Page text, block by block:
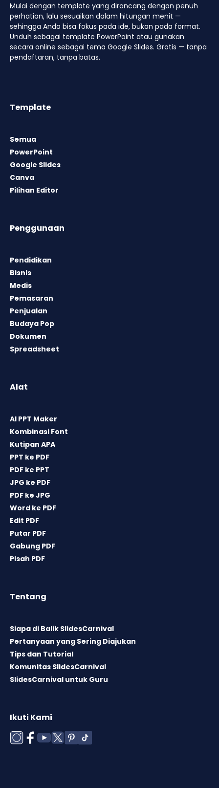
Mulai dengan template yang dirancang dengan penuh
perhatian, lalu sesuaikan dalam hitungan menit —
sehingga Anda bisa fokus pada ide, bukan pada format.
Unduh sebagai template PowerPoint atau gunakan
secara online sebagai tema Google Slides. Gratis — tanpa
pendaftaran, tanpa batas.
Template
Semua
PowerPoint
Google Slides
Canva
Pilihan Editor
Penggunaan
Pendidikan
Bisnis
Medis
Pemasaran
Penjualan
Budaya Pop
Dokumen
Spreadsheet
Alat
AI PPT Maker
Kombinasi Font
Kutipan APA
PPT ke PDF
PDF ke PPT
JPG ke PDF
PDF ke JPG
Word ke PDF
Edit PDF
Putar PDF
Gabung PDF
Pisah PDF
Tentang
Siapa di Balik SlidesCarnival
Pertanyaan yang Sering Diajukan
Tips dan Tutorial
Komunitas SlidesCarnival
SlidesCarnival untuk Guru
Ikuti Kami